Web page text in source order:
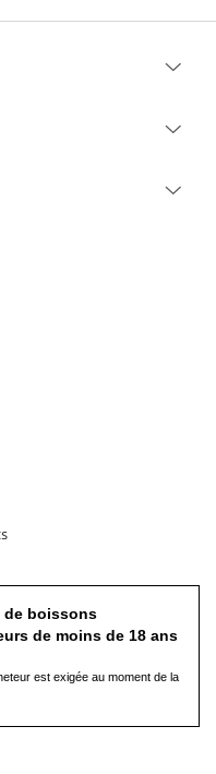
de boissons
de moins de 18 ans
est exigée au moment de la